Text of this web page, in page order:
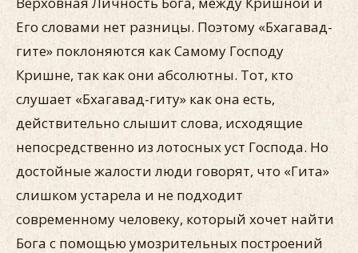
Его словами нет разницы. Поэтому «Бхагавад-
гите» поклоняются как Самому Господу
Кришне, так как они абсолютны. Тот, кто
слушает «Бхагавад-гиту» как она есть,
действительно слышит слова, исходящие
непосредственно из лотосных уст Господа. Но
достойные жалости люди говорят, что «Гита»
слишком устарела и не подходит
современному человеку, который хочет найти
Бога с помощью умозрительных построений